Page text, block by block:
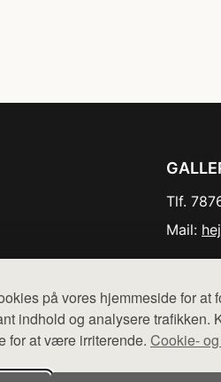
på vores hjemmeside for at
indhold og analysere trafikken.
for at være irriterende. Cookie-
Tlf.
Mail:
Der sælges ikke varer fra